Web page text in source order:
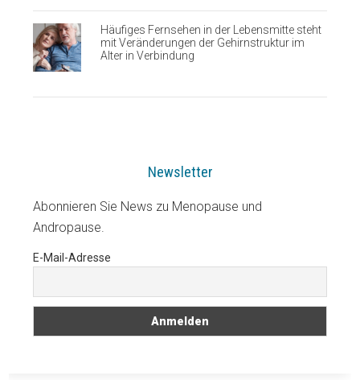
Häufiges Fernsehen in der Lebensmitte steht
mit Veränderungen der Gehirnstruktur im
Alter in Verbindung
Newsletter
Abonnieren Sie News zu Menopause und
Andropause.
E-Mail-Adresse